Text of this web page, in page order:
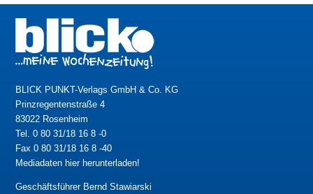
BLICK PUNKT-Verlags GmbH & Co. KG
Prinzregentenstraße 4
83022 Rosenheim
Tel. 0 80 31/18 16 8 -0
Fax 0 80 31/18 16 8 -40
Mediadaten hier herunterladen!
Geschäftsführer Bernd Stawiarski